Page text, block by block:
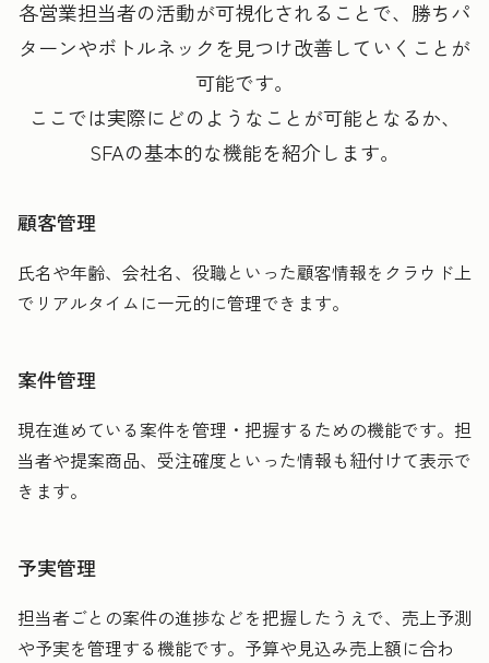
各営業担当者の活動が可視化されることで、勝ちパ
ターンやボトルネックを見つけ改善していくことが
可能です。
ここでは実際にどのようなことが可能となるか、
SFAの基本的な機能を紹介します。
顧客管理
氏名や年齢、会社名、役職といった顧客情報をクラウド上
でリアルタイムに一元的に管理できます。
案件管理
現在進めている案件を管理・把握するための機能です。担
当者や提案商品、受注確度といった情報も紐付けて表示で
きます。
予実管理
担当者ごとの案件の進捗などを把握したうえで、売上予測
や予実を管理する機能です。予算や見込み売上額に合わ